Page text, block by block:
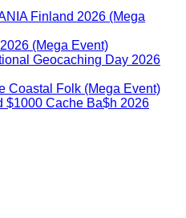
Finland 2026 (Mega
(Mega Event)
Geocaching Day 2026
Coastal Folk (Mega Event)
$1000 Cache Ba$h 2026